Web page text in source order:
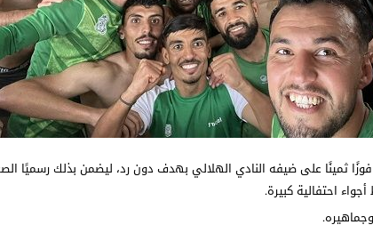
ثمينًا على ضيفه النادي الهلالي بهدف دون رد، ليضمن بذلك رسميًا
احتفالية كبيرة.